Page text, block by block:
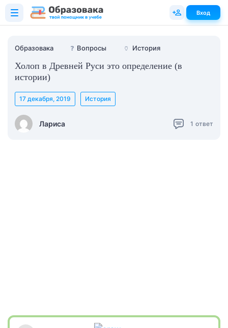
Образовака ❓ Вопросы 🏺 История
Холоп в Древней Руси это определение (в
истории)
Лариса
17 декабря, 2019 История
1 ответ
Вход